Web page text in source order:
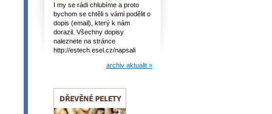
I my se rádi chlubíme a proto
bychom se chtěli s vámi podělit o
dopis (email), který k nám
dorazil. Všechny dopisy
naleznete na stránce
http://estech.esel.cz/napsali
archiv aktualit »